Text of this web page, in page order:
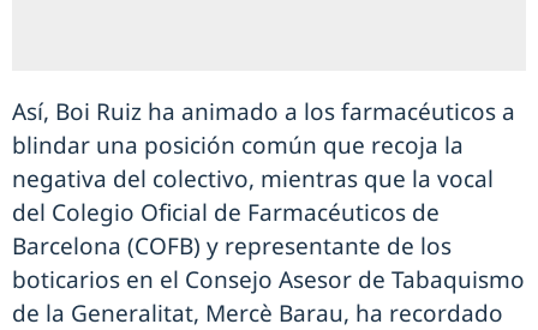
Así, Boi Ruiz ha animado a los farmacéuticos a
blindar una posición común que recoja la
negativa del colectivo, mientras que la vocal
del Colegio Oficial de Farmacéuticos de
Barcelona (COFB) y representante de los
boticarios en el Consejo Asesor de Tabaquismo
de la Generalitat, Mercè Barau, ha recordado